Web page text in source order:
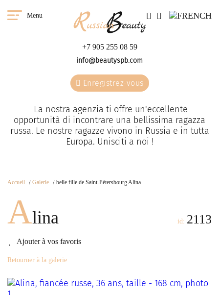
Menu
+7 905 255 08 59
info@beautyspb.com
Enregistrez-vous
La nostra agenzia ti offre un'eccellente
opportunità di incontrare una bellissima ragazza
russa. Le nostre ragazze vivono in Russia e in tutta
Europa. Unisciti a noi !
Accueil Galerie belle fille de Saint-Pétersbourg Alina
Alina
Ajouter à vos favoris
id: 2113
Retourner à la galerie